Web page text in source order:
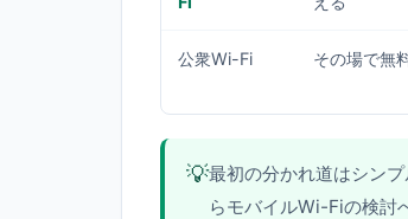
公衆Wi-Fi その場で無
💡最初の分かれ道はシンプ
らモバイルWi-Fiの検討